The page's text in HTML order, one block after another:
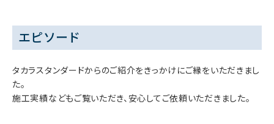
エピソード
タカラスタンダードからのご紹介をきっかけにご縁をいただきまし
た。
施工実績などもご覧いただき、安心してご依頼いただきました。